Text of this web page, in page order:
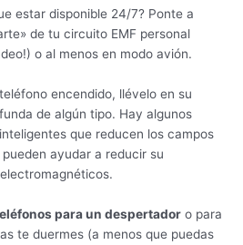
estar disponible 24/7? Ponte a
de tu circuito EMF personal
o al menos en modo avión.
encendido, llévelo en su
de algún tipo. Hay algunos
que reducen los campos
ayudar a reducir su
para un despertador o para
te duermes (a menos que puedas